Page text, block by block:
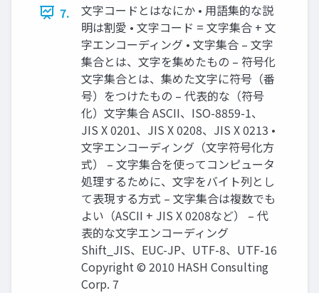
7.
文字コードとはなにか • 用語集的な説
明は割愛 • 文字コード = 文字集合 + 文
字エンコーディング • 文字集合 – 文字
集合とは、文字を集めたもの – 符号化
文字集合とは、集めた文字に符号（番
号）をつけたもの – 代表的な（符号
化）文字集合 ASCII、ISO-8859-1、
JIS X 0201、JIS X 0208、JIS X 0213 •
文字エンコーディング（文字符号化方
式） – 文字集合を使ってコンピュータ
処理するために、文字をバイト列とし
て表現する方式 – 文字集合は複数でも
よい（ASCII + JIS X 0208など） – 代
表的な文字エンコーディング
Shift_JIS、EUC-JP、UTF-8、UTF-16
Copyright © 2010 HASH Consulting
Corp. 7